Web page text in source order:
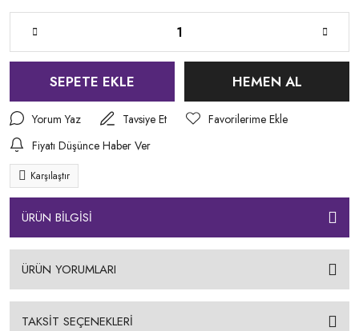
SEPETE EKLE HEMEN AL
Yorum Yaz
Tavsiye Et
Fiyatı Düşünce Haber Ver
Karşılaştır
ÜRÜN BİLGİSİ
ÜRÜN YORUMLARI
TAKSİT SEÇENEKLERİ